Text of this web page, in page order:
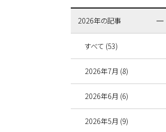
2026年の記事
すべて (53)
2026年7月 (8)
2026年6月 (6)
2026年5月 (9)